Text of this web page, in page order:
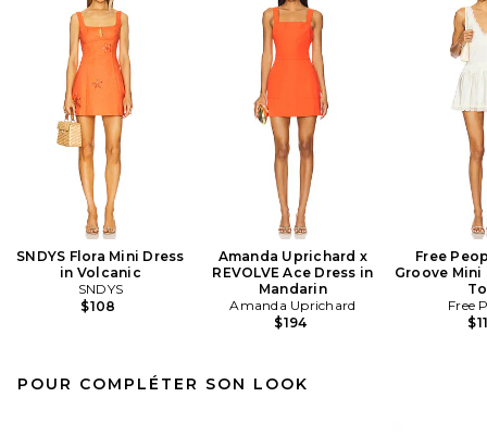
SNDYS Flora Mini Dress
in Volcanic
SNDYS
$108
Amanda Uprichard x
REVOLVE Ace Dress in
Mandarin
Amanda Uprichard
$194
Free
Groove Mini
Free
POUR COMPLÉTER SON LOOK